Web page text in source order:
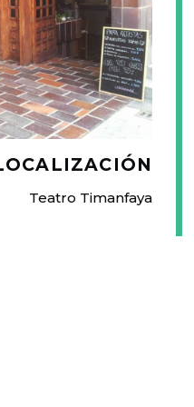
Teatro Timanfaya